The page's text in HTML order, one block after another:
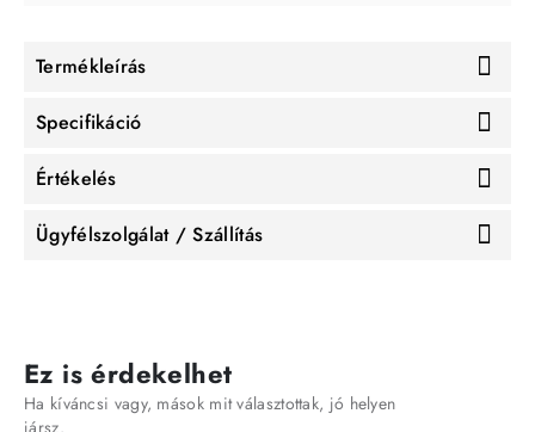
Termékleírás
Specifikáció
Értékelés
Ügyfélszolgálat / Szállítás
Ez is érdekelhet
Ha kíváncsi vagy, mások mit választottak, jó helyen
jársz.